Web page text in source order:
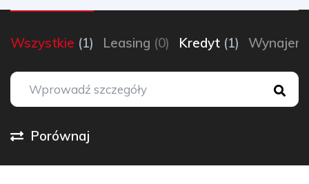
Wszystkie (1) Leasing (0) Kredyt (1) Wynajem
Porównaj